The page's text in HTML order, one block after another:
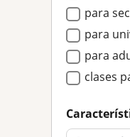
para
para
para
clases